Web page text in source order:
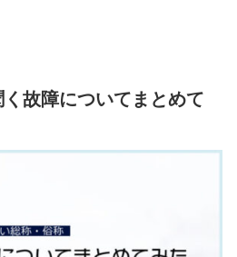
故障についてまとめて